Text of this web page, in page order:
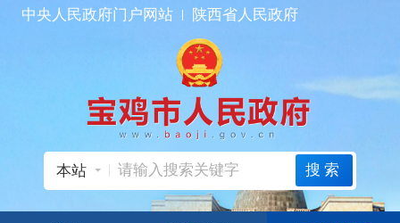
中央人民政府门户网站 陕西省人民政府
本站 搜索